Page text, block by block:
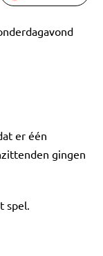
er één
gingen
spel.